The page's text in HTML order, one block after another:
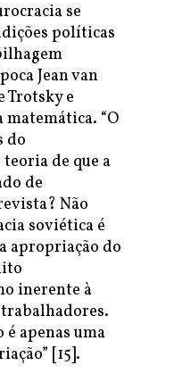
se
políticas
Jean van
Trotsky e
“O
do
de que a
de
Não
soviética é
apropriação do
inerente à
apenas uma
[15].